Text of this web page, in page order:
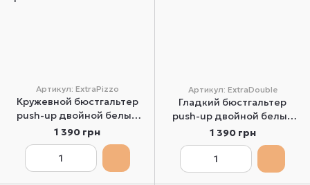
Артикул: ExtraPizzo
Кружевной бюстгальтер
push-up двойной белый
ExtraPizzo - Lormar 70B
1 390 грн
Артикул: ExtraDouble
Гладкий бюстгальтер
push-up двойной белый
ExtraDouble - Lormar 75B
1 390 грн